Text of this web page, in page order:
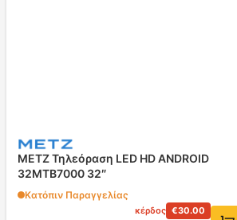
METZ Τηλεόραση LED HD ANDROID
32MTB7000 32″
Κατόπιν Παραγγελίας
κέρδος €30.00